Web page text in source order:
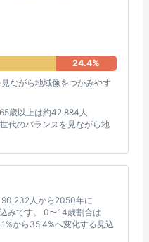
24.4%
ながら地域像をつかみやす
歳以上は約42,884人
代のバランスを見ながら地
人から2050年に
みです。 0〜14歳割合は
から35.4%へ変化する見込